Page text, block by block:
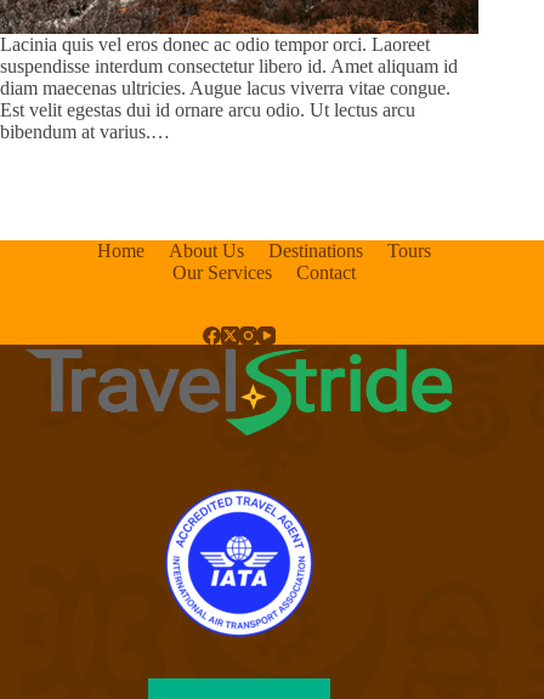
Lacinia quis vel eros donec ac odio tempor orci. Laoreet
suspendisse interdum consectetur libero id. Amet aliquam id
diam maecenas ultricies. Augue lacus viverra vitae congue.
Est velit egestas dui id ornare arcu odio. Ut lectus arcu
bibendum at varius.…
Home About Us Destinations
Tours
Our Services
Contact